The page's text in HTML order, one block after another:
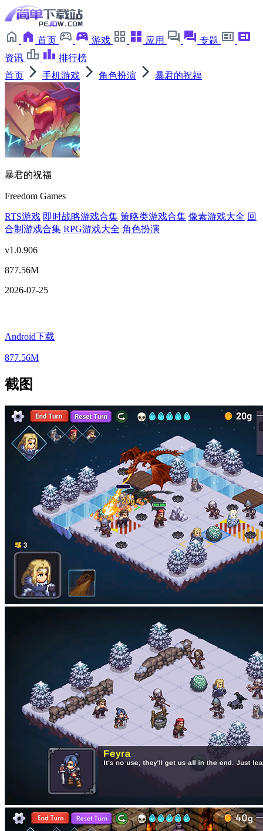
首页 游戏 应用
专题
资讯
排行榜
首页
手机游戏 角色扮演 暴君的祝福
暴君的祝福
Freedom Games
RTS游戏 即时战略游戏合集 策略类游戏合集 像素游戏大全 回
合制游戏合集 RPG游戏大全 角色扮演
v1.0.906
877.56M
2026-07-25
Android下载
877.56M
截图